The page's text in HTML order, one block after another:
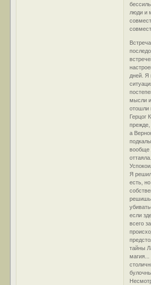
люди и
дней. Я
мысли
отошли
Герцог
прежде,
а
вообще
Я
есть,
если
всего
тайны